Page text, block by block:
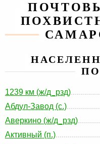
1239 км (ж/д_рзд)
Абдул-Завод (с.)
Аверкино (ж/д_рзд)
Активный (п.)